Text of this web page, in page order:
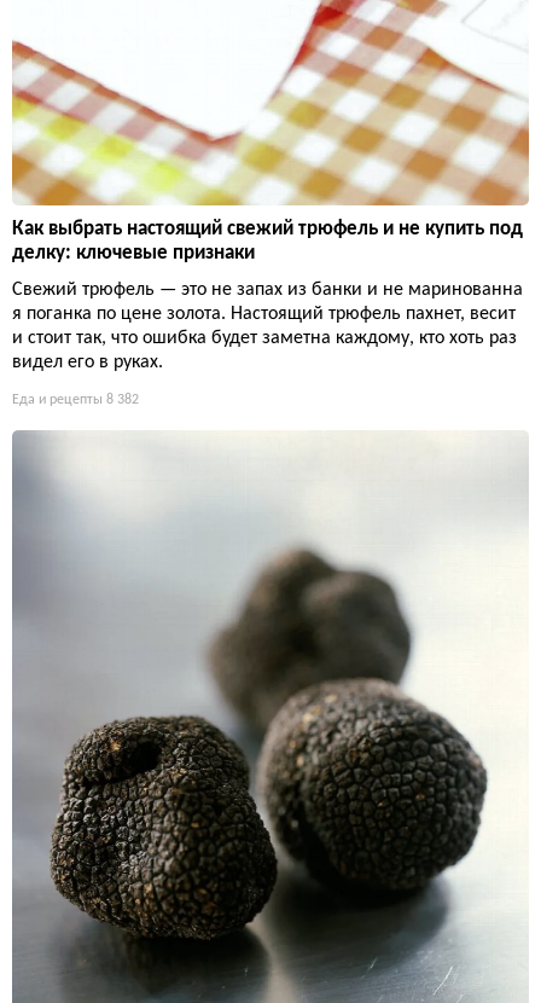
Как выбрать настоящий свежий трюфель и не купить под
делку: ключевые признаки
Свежий трюфель — это не запах из банки и не маринованна
я поганка по цене золота. Настоящий трюфель пахнет, весит
и стоит так, что ошибка будет заметна каждому, кто хоть раз
видел его в руках.
Еда и рецепты 8 382